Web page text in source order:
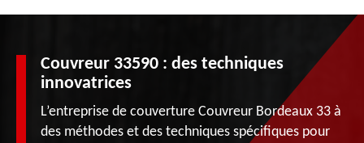
Couvreur 33590 : des techniques
innovatrices
L’entreprise de couverture Couvreur Bordeaux 33 à
des méthodes et des techniques spécifiques pour